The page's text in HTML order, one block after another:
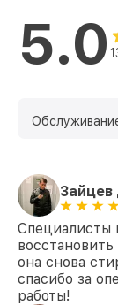
5.0
Специалисты
она снова
спасибо за
работы!